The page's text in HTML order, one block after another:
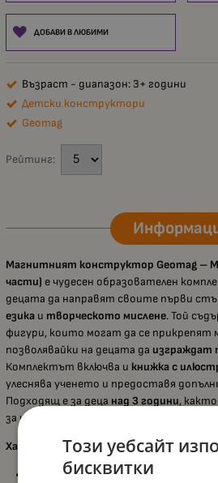
ДОБАВИ В ЛЮБИМИ
Възраст - диапазон: 3+ години
Детски конструктори
Geomag
Рейтинг:
Магнитният конструктор Geomag –
части) е чудесен образователен
децата да направят своите първи
езика и творческото мислене. Той
фигури, които могат да се
позволявайки на децата да изграждат
Комплектът включва и книжка с
улеснява ученето и предоставя
Подходящ е за деца над 3 години,
за начална училищна възраст.
Характеристики:
Съдържа55 части , включително
Този уебсайт
бисквитки